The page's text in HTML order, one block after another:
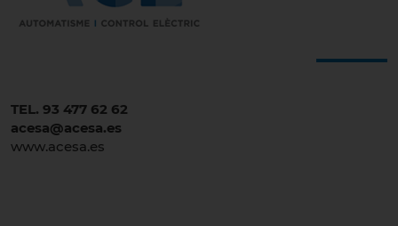
TEL. 93 477 62 62
acesa@acesa.es
www.acesa.es